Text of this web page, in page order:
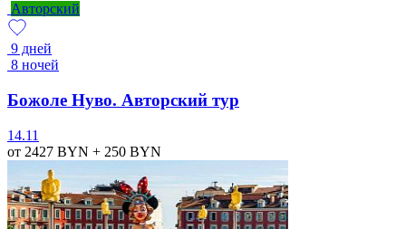
Авторский
9 дней
8 ночей
Божоле Нуво. Авторский тур
14.11
от 2427 BYN + 250 BYN